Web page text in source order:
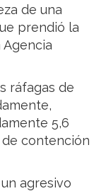
de una
prendió la
ráfagas de
5,6
de contención
agresivo